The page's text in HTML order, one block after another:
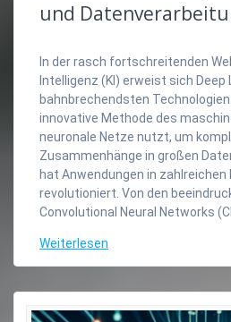
und
In der rasch fortschreitenden
Intelligenz (KI) erweist sich Deep
bahnbrechendsten
innovative Methode des
neuronale Netze nutzt, um
Zusammenhänge in großen
hat Anwendungen in zahlreichen
revolutioniert. Von den
Convolutional Neural Networks
Weiterlesen